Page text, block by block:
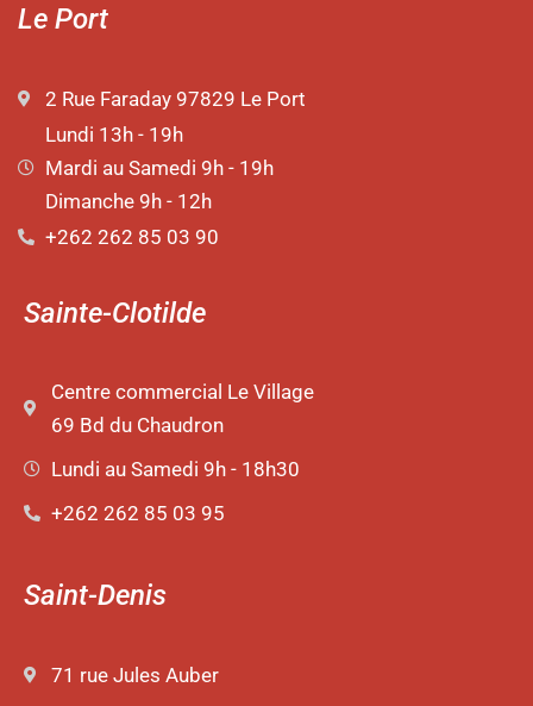
Le Port
2 Rue Faraday 97829 Le Port
Lundi 13h - 19h
Mardi au Samedi 9h - 19h
Dimanche 9h - 12h
+262 262 85 03 90
Sainte-Clotilde
Centre commercial Le Village
69 Bd du Chaudron
Lundi au Samedi 9h - 18h30
+262 262 85 03 95
Saint-Denis
71 rue Jules Auber